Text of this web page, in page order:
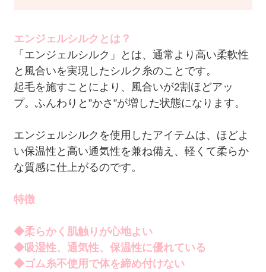
エンジェルシルクとは？
「エンジェルシルク」とは、通常より高い柔軟性
と風合いを実現したシルク糸のことです。
起毛を施すことにより、風合いが2割ほどアッ
プ。ふんわりと”かさ”が増した状態になります。
エンジェルシルクを使用したアイテムは、ほどよ
い保温性と高い通気性を兼ね備え、軽くて柔らか
な質感に仕上がるのです。
特徴
◆柔らかく肌触りが心地よい
◆吸湿性、通気性、保温性に優れている
◆ゴム糸不使用で体を締め付けない